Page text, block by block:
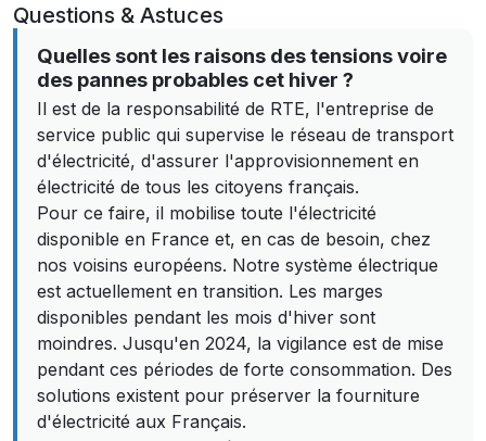
Questions & Astuces
Quelles sont les raisons des tensions voire
des pannes probables cet hiver ?
Il est de la responsabilité de RTE, l'entreprise de
service public qui supervise le réseau de transport
d'électricité, d'assurer l'approvisionnement en
électricité de tous les citoyens français.
Pour ce faire, il mobilise toute l'électricité
disponible en France et, en cas de besoin, chez
nos voisins européens. Notre système électrique
est actuellement en transition. Les marges
disponibles pendant les mois d'hiver sont
moindres. Jusqu'en 2024, la vigilance est de mise
pendant ces périodes de forte consommation. Des
solutions existent pour préserver la fourniture
d'électricité aux Français.